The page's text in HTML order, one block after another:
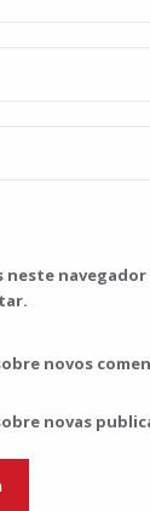
neste
novos
novas